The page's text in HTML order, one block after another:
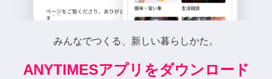
みんなでつくる、新しい暮らしかた。
ANYTIMESアプリをダウンロード